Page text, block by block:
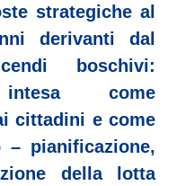
strategiche al
derivanti dal
boschivi:
come
cittadini e come
pianificazione,
della lotta